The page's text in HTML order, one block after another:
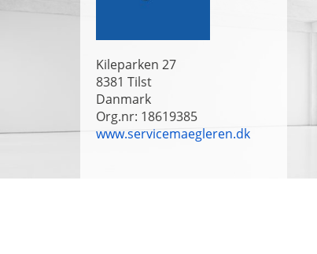
Kileparken 27
8381 Tilst
Danmark
Org.nr: 18619385
www.servicemaegleren.dk